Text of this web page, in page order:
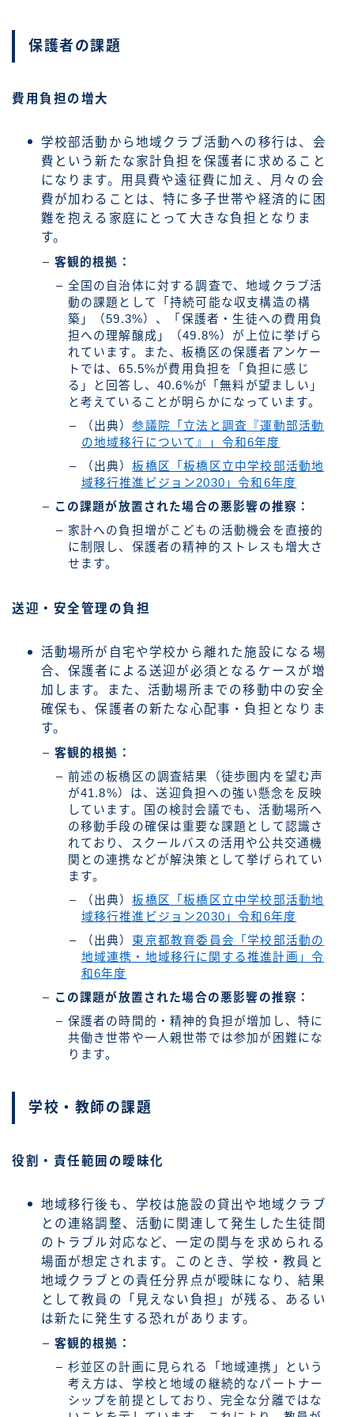
保護者の課題
費用負担の増大
学校部活動から地域クラブ活動への移行は、会
費という新たな家計負担を保護者に求めること
になります。用具費や遠征費に加え、月々の会
費が加わることは、特に多子世帯や経済的に困
難を抱える家庭にとって大きな負担となりま
す。
客観的根拠：
全国の自治体に対する調査で、地域クラブ活
動の課題として「持続可能な収支構造の構
築」（59.3%）、「保護者・生徒への費用負
担への理解醸成」（49.8%）が上位に挙げら
れています。また、板橋区の保護者アンケー
トでは、65.5%が費用負担を「負担に感じ
る」と回答し、40.6%が「無料が望ましい」
と考えていることが明らかになっています。
（出典）参議院「立法と調査『運動部活動
の地域移行について』」令和6年度
（出典）板橋区「板橋区立中学校部活動地
域移行推進ビジョン2030」令和6年度
この課題が放置された場合の悪影響の推察：
家計への負担増がこどもの活動機会を直接的
に制限し、保護者の精神的ストレスも増大さ
せます。
送迎・安全管理の負担
活動場所が自宅や学校から離れた施設になる場
合、保護者による送迎が必須となるケースが増
加します。また、活動場所までの移動中の安全
確保も、保護者の新たな心配事・負担となりま
す。
客観的根拠：
前述の板橋区の調査結果（徒歩圏内を望む声
が41.8%）は、送迎負担への強い懸念を反映
しています。国の検討会議でも、活動場所へ
の移動手段の確保は重要な課題として認識さ
れており、スクールバスの活用や公共交通機
関との連携などが解決策として挙げられてい
ます。
（出典）板橋区「板橋区立中学校部活動地
域移行推進ビジョン2030」令和6年度
（出典） 東京都教育委員会「学校部活動の
地域連携・地域移行に関する推進計画」令
和6年度
この課題が放置された場合の悪影響の推察：
保護者の時間的・精神的負担が増加し、特に
共働き世帯や一人親世帯では参加が困難にな
ります。
学校・教師の課題
役割・責任範囲の曖昧化
地域移行後も、学校は施設の貸出や地域クラブ
との連絡調整、活動に関連して発生した生徒間
のトラブル対応など、一定の関与を求められる
場面が想定されます。このとき、学校・教員と
地域クラブとの責任分界点が曖昧になり、結果
として教員の「見えない負担」が残る、あるい
は新たに発生する恐れがあります。
客観的根拠：
杉並区の計画に見られる「地域連携」という
考え方は、学校と地域の継続的なパートナー
シップを前提としており、完全な分離ではな